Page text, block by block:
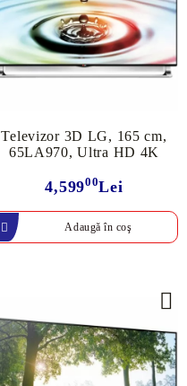
Televizor 3D LG, 165 cm,
65LA970, Ultra HD 4K
4,59900Lei